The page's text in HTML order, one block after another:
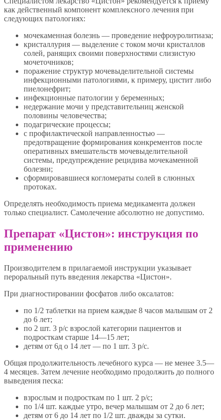
как действенный компонент комплексного лечения при
следующих патологиях:
мочекаменная болезнь — проведение нефроуролитиаза;
кристаллурия — выделение с током мочи кристаллов
солей, ранящих своими поверхностями слизистую
мочеточников;
поражение структур мочевыделительной системы
инфекционными патологиями, к примеру, цистит либо
пиелонефрит;
инфекционные патологии у беременных;
недержание мочи у представительниц женской
половины человечества;
подагрические процессы;
с профилактической направленностью —
предотвращение формирования конкрементов после
оперативных вмешательств мочевыделительной
системы, предупреждение рецидива мочекаменной
болезни;
сформировавшиеся когломераты солей в слюнных
протоках.
Определять необходимость приема медикамента должен
только специалист. Самолечение абсолютно не допустимо.
Препарат «Цистон»: инструкция по
применению
Производителем в прилагаемой инструкции указывает
пероральный путь введения лекарства «Цистон».
При диагностировании фосфатов либо оксалатов:
по 1/2 таблетки на прием каждые 8 часов малышам от 2
до 6 лет;
по 2 шт. 3 р/с взрослой категории пациентов и
подросткам старше 14—15 лет;
детям от 6д о 14 лет — по 1 шт. 3 р/с.
Общая продолжительность лечебного курса — не менее 3.5—
4 месяцев. Затем лечение необходимо продолжить до полного
выведения песка:
взрослым и подросткам по 1 шт. 2 р/с;
по 1/4 шт. каждые утро, вечер малышам от 2 до 6 лет;
детям от 6 до 14 лет по 1/2 шт. дважды за сутки.